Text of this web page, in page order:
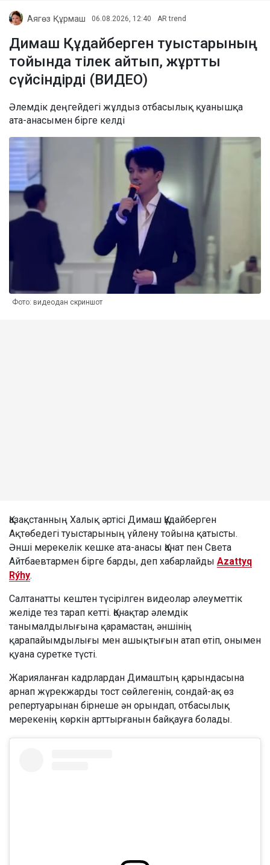
Аягөз Құрмаш 06.08.2026, 12:40 AR trend
Димаш Құдайберген туыстарының
тойында тілек айтып, жұртты
сүйсіндірді (ВИДЕО)
Әлемдік деңгейдегі жұлдыз отбасылық қуанышқа
ата-анасымен бірге келді
Фото: видеодан скриншот
Қазақстанның Халық әртісі Димаш Құдайберген
Ақтөбедегі туыстарының үйлену тойына қатысты.
Әнші мерекелік кешке ата-анасы Қанат пен Света
Айтбаевтармен бірге барды, деп хабарлайды Azattyq
Rýhy.
Салтанатты кештен түсірілген видеолар әлеуметтік
желіде тез тарап кетті. Қонақтар әлемдік
танымалдылығына қарамастан, әншінің
қарапайымдылығы мен ашықтығын атап өтіп, онымен
қуана суретке түсті.
Жарияланған кадрлардан Димаштың қарындасына
арнап жүрекжарды тост сөйлегенін, сондай-ақ өз
репертуарынан бірнеше ән орындап, отбасылық
мерекенің көркін арттырғанын байқауға болады.